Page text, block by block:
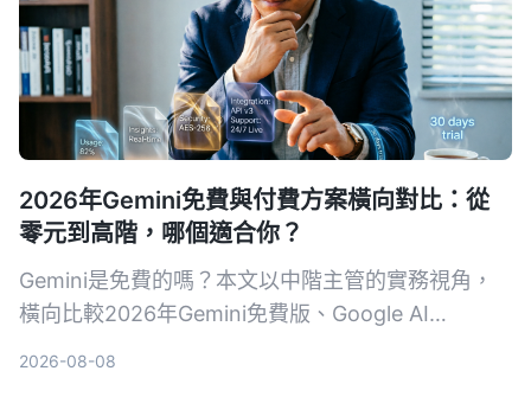
2026年Gemini免費與付費方案橫向對比：從
零元到高階，哪個適合你？
Gemini是免費的嗎？本文以中階主管的實務視角，
橫向比較2026年Gemini免費版、Google AI
2026-08-08